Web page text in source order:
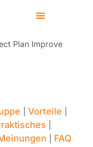
Plan Improve
Vorteile
FAQ